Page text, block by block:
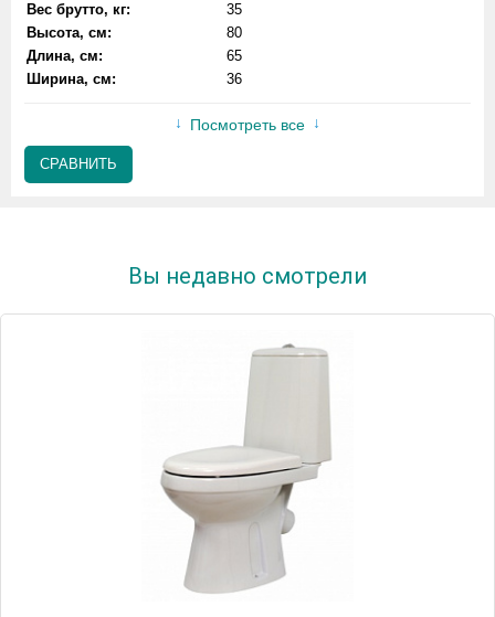
Вес брутто, кг:
35
Высота, см:
80
Длина, см:
65
Ширина, см:
36
Посмотреть все
СРАВНИТЬ
Вы недавно смотрели